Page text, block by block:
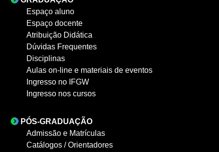
Espaço aluno
Espaço docente
Atribuição Didática
Dúvidas Frequentes
Disciplinas
Aulas on-line e materiais de eventos
Ingresso no IFGW
Ingresso nos cursos
PÓS-GRADUAÇÃO
Admissão e Matrículas
Catálogos / Orientadores